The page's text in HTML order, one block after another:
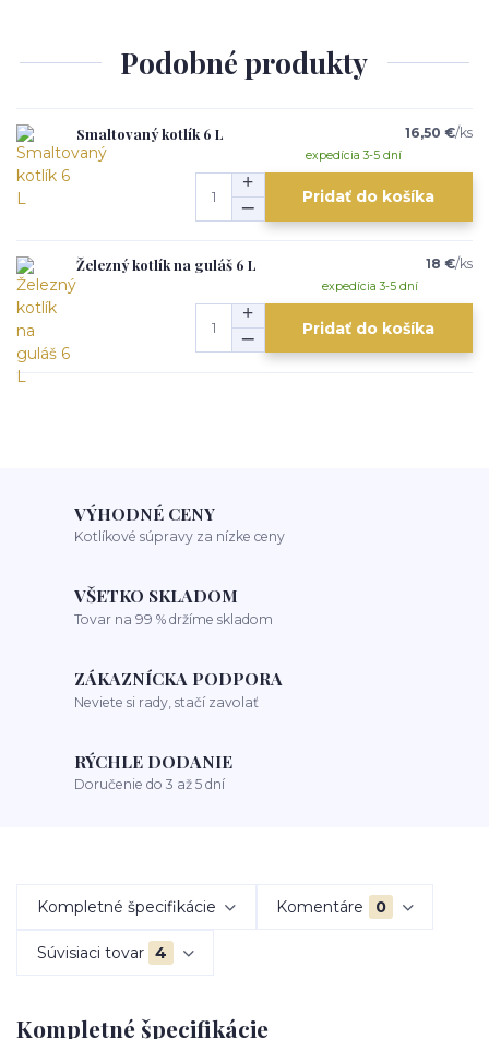
Podobné produkty
Smaltovaný kotlík 6 L 16,50 €/ks
expedícia 3-5 dní
Pridať do košíka
Železný kotlík na guláš 6 L 18 €/ks
expedícia 3-5 dní
Pridať do košíka
VÝHODNÉ CENY
Kotlíkové súpravy za nízke ceny
VŠETKO SKLADOM
Tovar na 99 % držíme skladom
ZÁKAZNÍCKA PODPORA
Neviete si rady, stačí zavolať
RÝCHLE DODANIE
Doručenie do 3 až 5 dní
Kompletné špecifikácie Komentáre 0
Súvisiaci tovar 4
Kompletné špecifikácie